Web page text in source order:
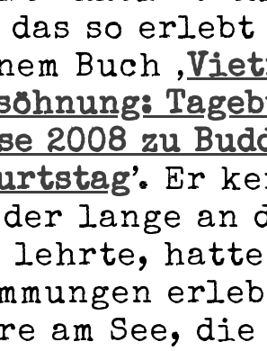
das so
Buch ‚
2008 zu
’. Er
lange
lehrte, hatte
am See,